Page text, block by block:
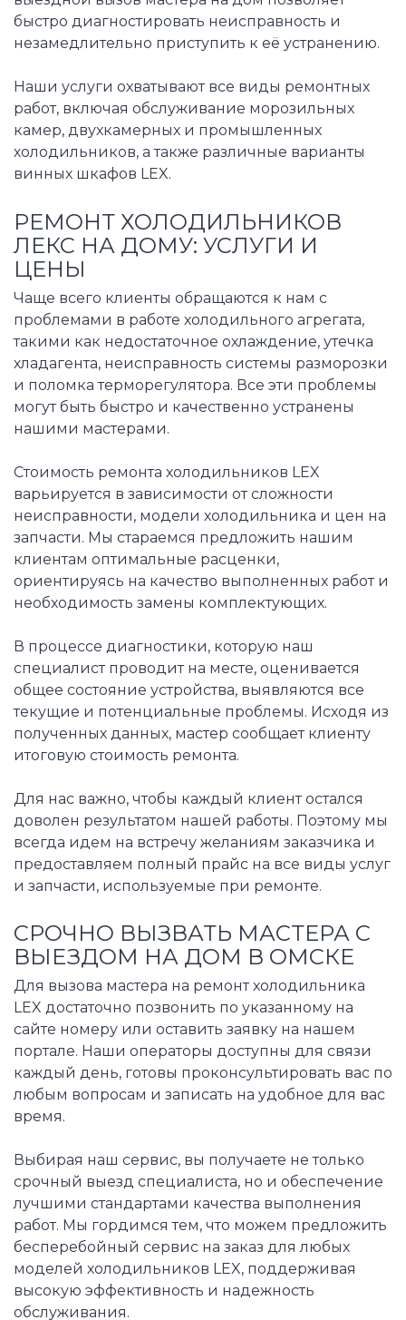
быстро диагностировать неисправность и
незамедлительно приступить к её устранению.
Наши услуги охватывают все виды ремонтных
работ, включая обслуживание морозильных
камер, двухкамерных и промышленных
холодильников, а также различные варианты
винных шкафов LEX.
РЕМОНТ ХОЛОДИЛЬНИКОВ
ЛЕКС НА ДОМУ: УСЛУГИ И
ЦЕНЫ
Чаще всего клиенты обращаются к нам с
проблемами в работе холодильного агрегата,
такими как недостаточное охлаждение, утечка
хладагента, неисправность системы разморозки
и поломка терморегулятора. Все эти проблемы
могут быть быстро и качественно устранены
нашими мастерами.
Стоимость ремонта холодильников LEX
варьируется в зависимости от сложности
неисправности, модели холодильника и цен на
запчасти. Мы стараемся предложить нашим
клиентам оптимальные расценки,
ориентируясь на качество выполненных работ и
необходимость замены комплектующих.
В процессе диагностики, которую наш
специалист проводит на месте, оценивается
общее состояние устройства, выявляются все
текущие и потенциальные проблемы. Исходя из
полученных данных, мастер сообщает клиенту
итоговую стоимость ремонта.
Для нас важно, чтобы каждый клиент остался
доволен результатом нашей работы. Поэтому мы
всегда идем на встречу желаниям заказчика и
предоставляем полный прайс на все виды услуг
и запчасти, используемые при ремонте.
СРОЧНО ВЫЗВАТЬ МАСТЕРА С
ВЫЕЗДОМ НА ДОМ В ОМСКЕ
Для вызова мастера на ремонт холодильника
LEX достаточно позвонить по указанному на
сайте номеру или оставить заявку на нашем
портале. Наши операторы доступны для связи
каждый день, готовы проконсультировать вас по
любым вопросам и записать на удобное для вас
время.
Выбирая наш сервис, вы получаете не только
срочный выезд специалиста, но и обеспечение
лучшими стандартами качества выполнения
работ. Мы гордимся тем, что можем предложить
бесперебойный сервис на заказ для любых
моделей холодильников LEX, поддерживая
высокую эффективность и надежность
обслуживания.